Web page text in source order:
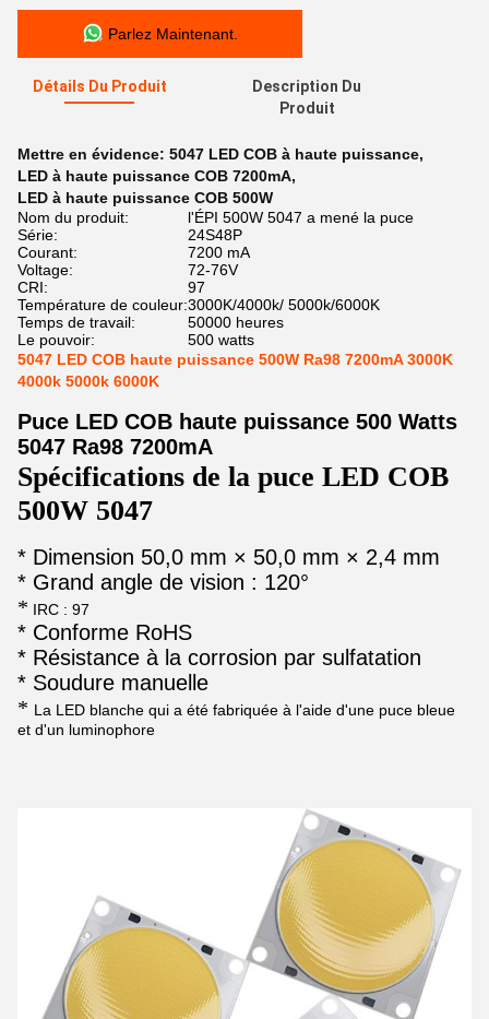
Parlez Maintenant.
Détails Du Produit
Description Du
Produit
Mettre en évidence: 5047 LED COB à haute puissance,
LED à haute puissance COB 7200mA,
LED à haute puissance COB 500W
Nom du produit:
l'ÉPI 500W 5047 a mené la puce
Série:
24S48P
Courant:
7200 mA
Voltage:
72-76V
CRI:
97
Température de couleur:3000K/4000k/ 5000k/6000K
Temps de travail:
50000 heures
Le pouvoir:
500 watts
5047 LED COB haute puissance 500W Ra98 7200mA 3000K
4000k 5000k 6000K
Puce LED COB haute puissance 500 Watts
5047 Ra98 7200mA
Spécifications de la puce LED COB
500W 5047
* Dimension 50,0 mm × 50,0 mm × 2,4 mm
* Grand angle de vision : 120°
* IRC : 97
* Conforme RoHS
* Résistance à la corrosion par sulfatation
* Soudure manuelle
* La LED blanche qui a été fabriquée à l'aide d'une puce bleue
et d'un luminophore